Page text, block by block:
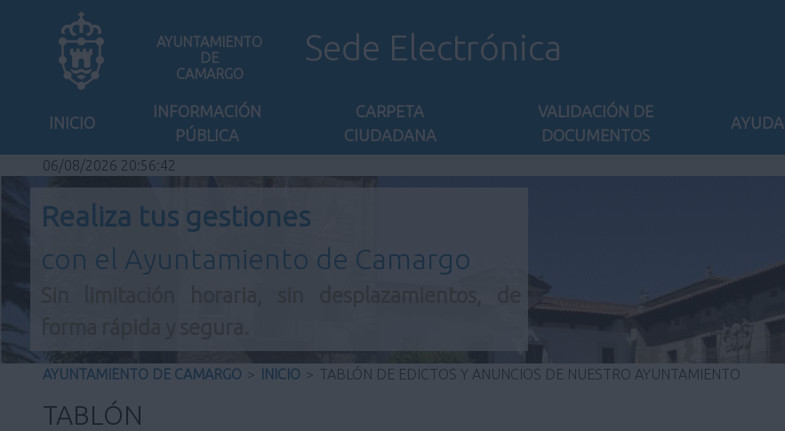
AYUNTAMIENTO
DE
CAMARGO
Sede Electrónica
INICIO
INFORMACIÓN
PÚBLICA
CARPETA
CIUDADANA
VALIDACIÓN DE
DOCUMENTOS
AYUDA
06/08/2026 20:56:43
Realiza tus gestiones
con el Ayuntamiento de Camargo
AYUNTAMIENTO DE CAMARGO > INICIO > TABLÓN DE EDICTOS Y ANUNCIOS DE NUESTRO AYUNTAMIENTO
TABLÓN